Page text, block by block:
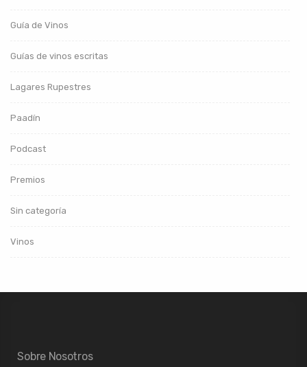
Guía de Vinos
Guías de vinos escritas
Lagares Rupestres
Paadín
Podcast
Premios
Sin categoría
Vinos
Sobre Nosotros